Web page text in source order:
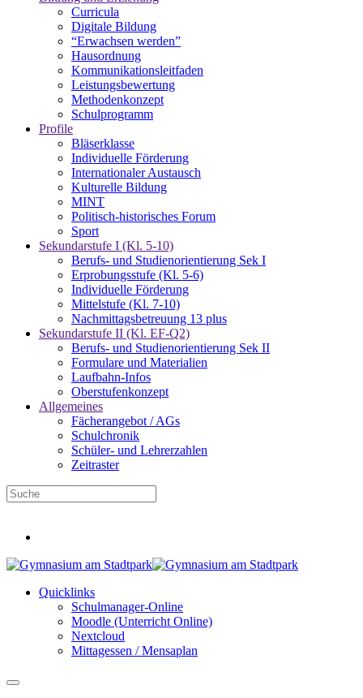
Curricula
Digitale Bildung
“Erwachsen werden”
Hausordnung
Kommunikationsleitfaden
Leistungsbewertung
Methodenkonzept
Schulprogramm
Profile
Bläserklasse
Individuelle Förderung
Internationaler Austausch
Kulturelle Bildung
MINT
Politisch-historisches Forum
Sport
Sekundarstufe I (Kl. 5-10)
Berufs- und Studienorientierung Sek I
Erprobungsstufe (Kl. 5-6)
Individuelle Förderung
Mittelstufe (Kl. 7-10)
Nachmittagsbetreuung 13 plus
Sekundarstufe II (Kl. EF-Q2)
Berufs- und Studienorientierung Sek II
Formulare und Materialien
Laufbahn-Infos
Oberstufenkonzept
Allgemeines
Fächerangebot / AGs
Schulchronik
Schüler- und Lehrerzahlen
Zeitraster
Quicklinks
Schulmanager-Online
Moodle (Unterricht Online)
Nextcloud
Mittagessen / Mensaplan